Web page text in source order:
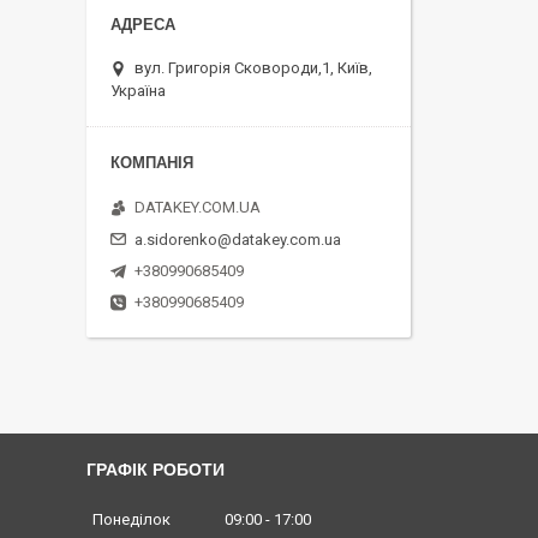
вул. Григорія Сковороди,1, Київ,
Україна
DATAKEY.COM.UA
a.sidorenko@datakey.com.ua
+380990685409
+380990685409
ГРАФІК РОБОТИ
Понеділок 09:00 17:00